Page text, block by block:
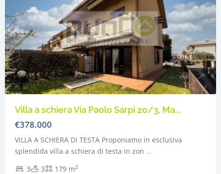
Villa a schiera Via Paolo Sarpi 20/3, Ma...
€378.000
VILLA A SCHIERA DI TESTA Proponiamo in esclusiva
splendida villa a schiera di testa in zon …
3
3 179 m2